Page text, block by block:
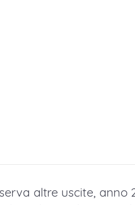
altre uscite, anno